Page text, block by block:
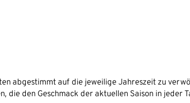
abgestimmt auf die jeweilige Jahreszeit zu
die den Geschmack der aktuellen Saison in jeder